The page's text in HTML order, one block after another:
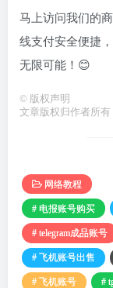
马上访问我们的
线支付安全便捷
无限可能！😊
© 版权声明
文章版权归作者所有
网络教程
# 电报账号购买
# telegram成品账号
# 飞机账号出售
# 飞机账号 #